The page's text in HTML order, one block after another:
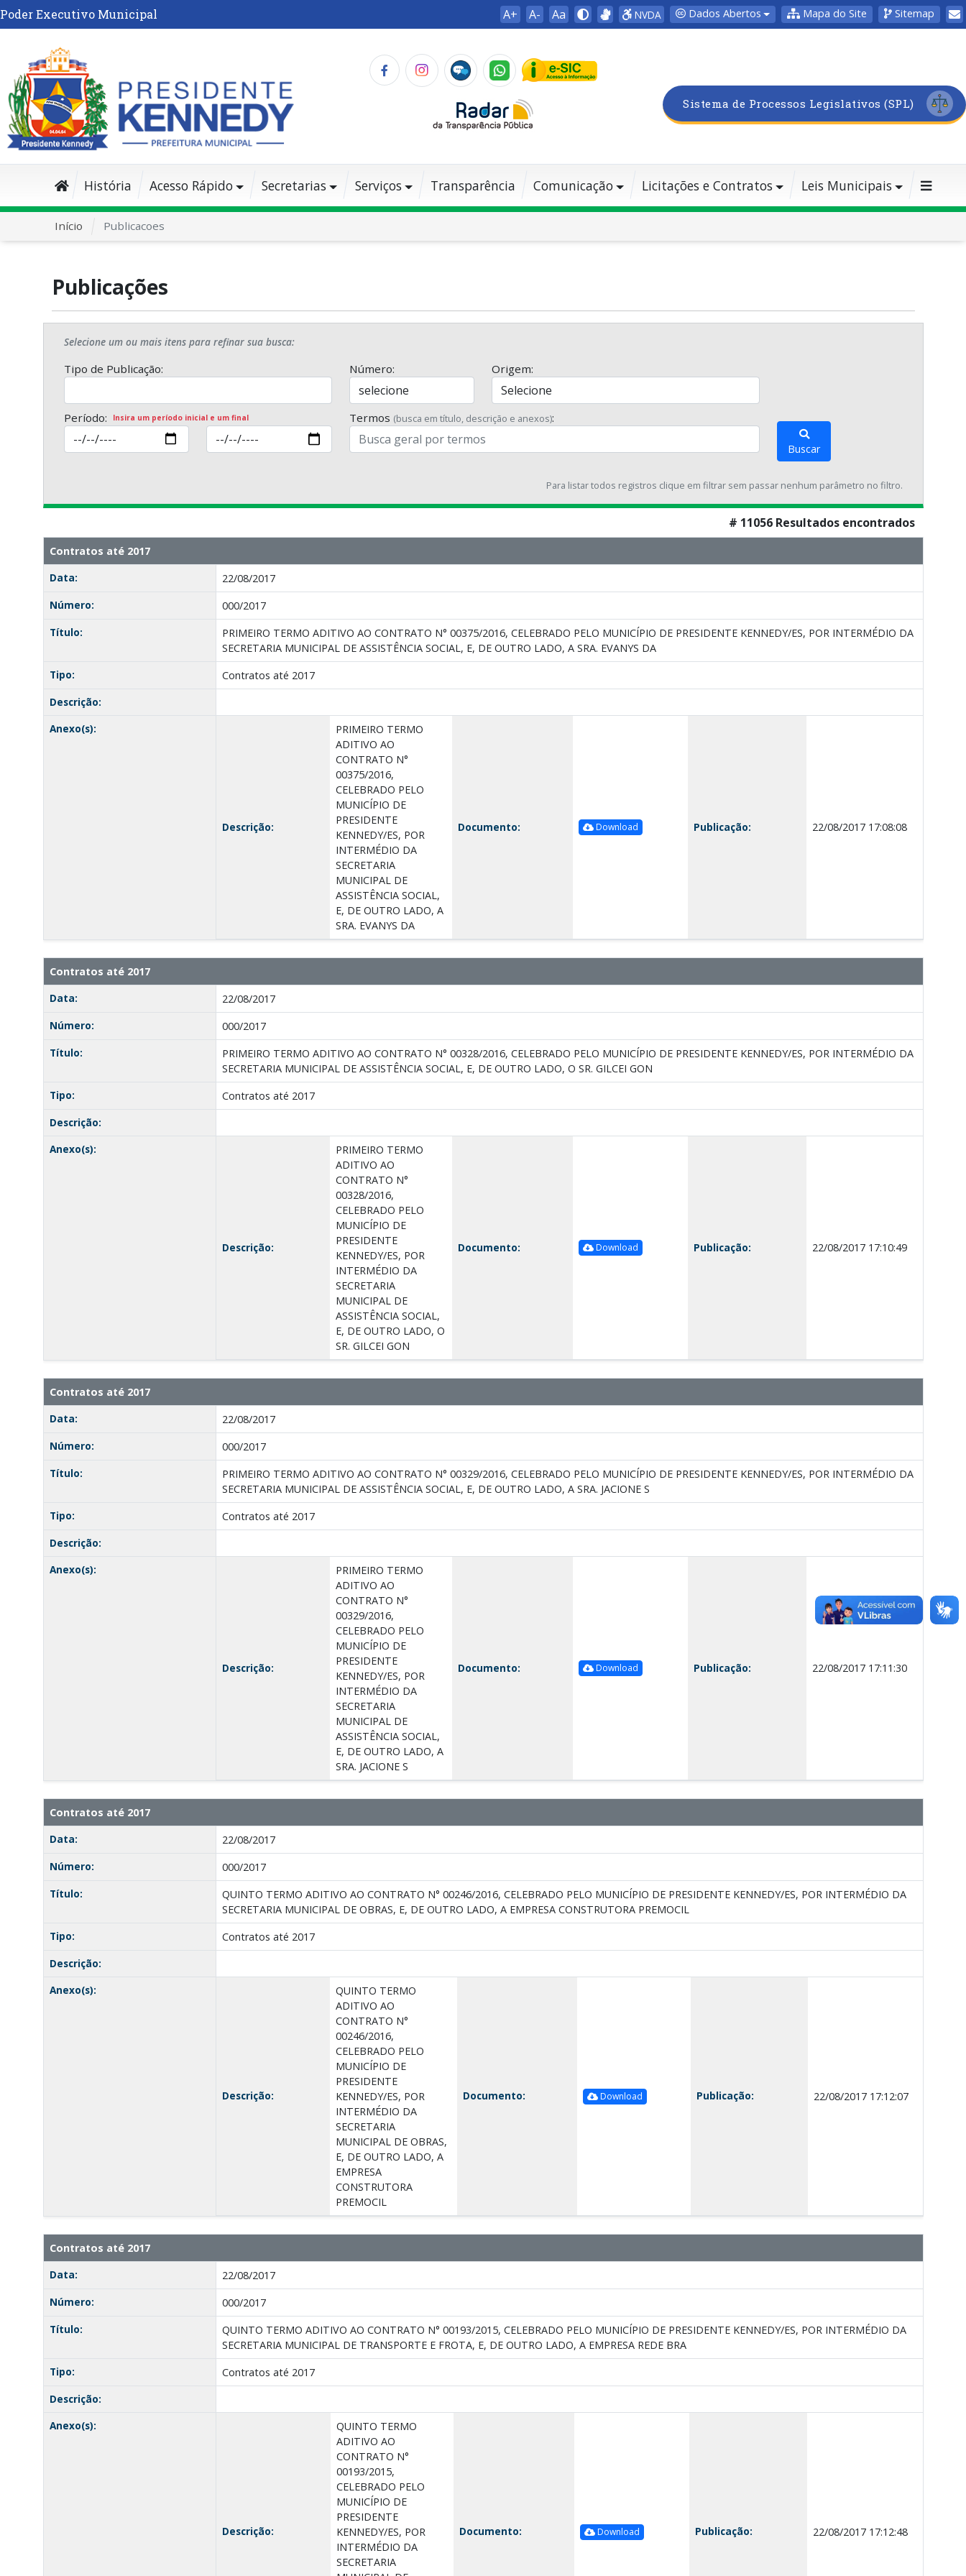
Poder Executivo Municipal A+ A- Aa NVDA Dados Abertos Mapa do Site Sitemap
Sistema de Processos Legislativos (SPL)
História Acesso Rápido Secretarias Serviços Transparência Comunicação Licitações e Contratos Leis Municipais
Início Publicacoes
Publicações
Selecione um ou mais itens para refinar sua busca:
Tipo de Publicação: Número: Origem:
Período: Insira um período inicial e um final Termos (busca em título, descrição e anexos):
Buscar
Para listar todos registros clique em filtrar sem passar nenhum parâmetro no filtro.
# 11056 Resultados encontrados
Contratos até 2017
Data:
22/08/2017
Número:
000/2017
Título:
PRIMEIRO TERMO ADITIVO AO CONTRATO N° 00375/2016, CELEBRADO PELO MUNICÍPIO DE PRESIDENTE KENNEDY/ES, POR INTERMÉDIO DA
SECRETARIA MUNICIPAL DE ASSISTÊNCIA SOCIAL, E, DE OUTRO LADO, A SRA. EVANYS DA
Tipo:
Contratos até 2017
Descrição:
Anexo(s):
Descrição:
PRIMEIRO TERMO
ADITIVO AO
CONTRATO N°
00375/2016,
CELEBRADO PELO
MUNICÍPIO DE
PRESIDENTE
KENNEDY/ES, POR
INTERMÉDIO DA
SECRETARIA
MUNICIPAL DE
ASSISTÊNCIA SOCIAL,
E, DE OUTRO LADO, A
SRA. EVANYS DA
Documento: Download Publicação: 22/08/2017 17:08:08
Contratos até 2017
Data:
22/08/2017
Número:
000/2017
Título:
PRIMEIRO TERMO ADITIVO AO CONTRATO N° 00328/2016, CELEBRADO PELO MUNICÍPIO DE PRESIDENTE KENNEDY/ES, POR INTERMÉDIO DA
SECRETARIA MUNICIPAL DE ASSISTÊNCIA SOCIAL, E, DE OUTRO LADO, O SR. GILCEI GON
Tipo:
Contratos até 2017
Descrição:
Anexo(s):
Descrição:
PRIMEIRO TERMO
ADITIVO AO
CONTRATO N°
00328/2016,
CELEBRADO PELO
MUNICÍPIO DE
PRESIDENTE
KENNEDY/ES, POR
INTERMÉDIO DA
SECRETARIA
MUNICIPAL DE
ASSISTÊNCIA SOCIAL,
E, DE OUTRO LADO, O
SR. GILCEI GON
Documento: Download Publicação: 22/08/2017 17:10:49
Contratos até 2017
Data:
22/08/2017
Número:
000/2017
Título:
PRIMEIRO TERMO ADITIVO AO CONTRATO N° 00329/2016, CELEBRADO PELO MUNICÍPIO DE PRESIDENTE KENNEDY/ES, POR INTERMÉDIO DA
SECRETARIA MUNICIPAL DE ASSISTÊNCIA SOCIAL, E, DE OUTRO LADO, A SRA. JACIONE S
Tipo:
Contratos até 2017
Descrição:
Anexo(s):
Descrição:
PRIMEIRO TERMO
ADITIVO AO
CONTRATO N°
00329/2016,
CELEBRADO PELO
MUNICÍPIO DE
PRESIDENTE
KENNEDY/ES, POR
INTERMÉDIO DA
SECRETARIA
MUNICIPAL DE
ASSISTÊNCIA SOCIAL,
E, DE OUTRO LADO, A
SRA. JACIONE S
Documento: Download Publicação: 22/08/2017 17:11:30
Contratos até 2017
Data:
22/08/2017
Número:
000/2017
Título:
QUINTO TERMO ADITIVO AO CONTRATO N° 00246/2016, CELEBRADO PELO MUNICÍPIO DE PRESIDENTE KENNEDY/ES, POR INTERMÉDIO DA
SECRETARIA MUNICIPAL DE OBRAS, E, DE OUTRO LADO, A EMPRESA CONSTRUTORA PREMOCIL
Tipo:
Contratos até 2017
Descrição:
Anexo(s):
Descrição:
QUINTO TERMO
ADITIVO AO
CONTRATO N°
00246/2016,
CELEBRADO PELO
MUNICÍPIO DE
PRESIDENTE
KENNEDY/ES, POR
INTERMÉDIO DA
SECRETARIA
MUNICIPAL DE OBRAS,
E, DE OUTRO LADO, A
EMPRESA
CONSTRUTORA
PREMOCIL
Documento: Download Publicação: 22/08/2017 17:12:07
Contratos até 2017
Data:
22/08/2017
Número:
000/2017
Título:
QUINTO TERMO ADITIVO AO CONTRATO N° 00193/2015, CELEBRADO PELO MUNICÍPIO DE PRESIDENTE KENNEDY/ES, POR INTERMÉDIO DA
SECRETARIA MUNICIPAL DE TRANSPORTE E FROTA, E, DE OUTRO LADO, A EMPRESA REDE BRA
Tipo:
Contratos até 2017
Descrição:
Anexo(s):
Descrição:
QUINTO TERMO
ADITIVO AO
CONTRATO N°
00193/2015,
CELEBRADO PELO
MUNICÍPIO DE
PRESIDENTE
KENNEDY/ES, POR
INTERMÉDIO DA
SECRETARIA
Documento: Download Publicação: 22/08/2017 17:12:48